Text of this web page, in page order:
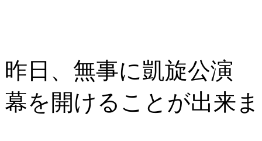
昨日、無事に凱旋公演
幕を開けることが出来